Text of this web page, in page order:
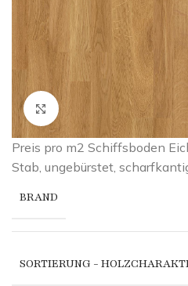
Click to enlarge
Preis pro m2 Schiffsboden
Stab, ungebürstet,
BRAND
SORTIERUNG -